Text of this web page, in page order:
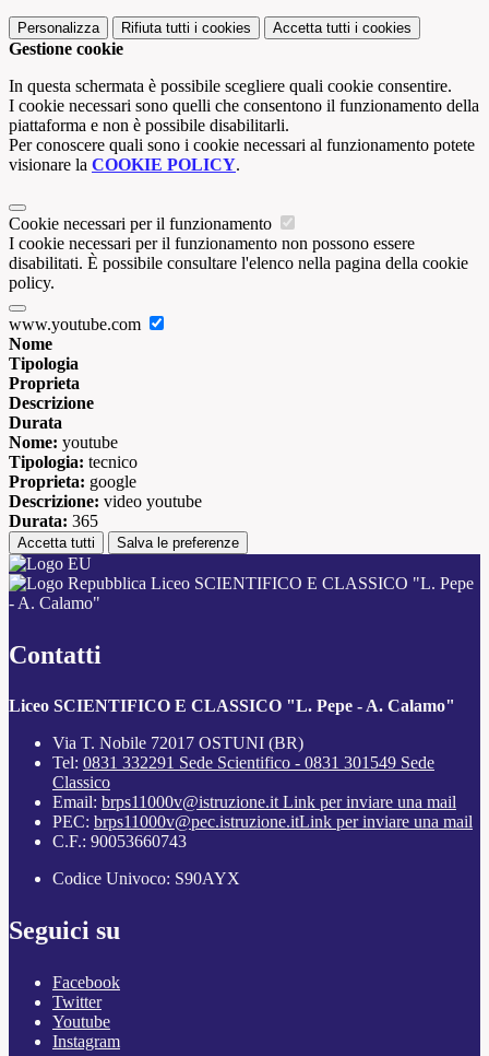
Personalizza Rifiuta tutti i cookies Accetta tutti i cookies
Gestione cookie
In questa schermata è possibile scegliere quali cookie consentire.
I cookie necessari sono quelli che consentono il funzionamento della
piattaforma e non è possibile disabilitarli.
Per conoscere quali sono i cookie necessari al funzionamento potete
visionare la COOKIE POLICY.
Cookie necessari per il funzionamento
I cookie necessari per il funzionamento non possono essere
disabilitati. È possibile consultare l'elenco nella pagina della cookie
policy.
www.youtube.com
Nome
Tipologia
Proprieta
Descrizione
Durata
Nome: youtube
Tipologia: tecnico
Proprieta: google
Descrizione: video youtube
Durata: 365
Accetta tutti Salva le preferenze
Liceo SCIENTIFICO E CLASSICO "L. Pepe
- A. Calamo"
Contatti
Liceo SCIENTIFICO E CLASSICO "L. Pepe - A. Calamo"
Via T. Nobile 72017 OSTUNI (BR)
Tel: 0831 332291 Sede Scientifico - 0831 301549 Sede
Classico
Email: brps11000v@istruzione.it Link per inviare una mail
PEC: brps11000v@pec.istruzione.itLink per inviare una mail
C.F.: 90053660743
Codice Univoco: S90AYX
Seguici su
Facebook
Twitter
Youtube
Instagram